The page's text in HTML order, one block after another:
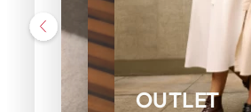
OUTLET